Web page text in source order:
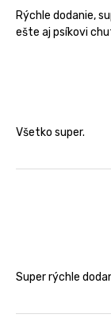
Rýchle dodanie,
ešte aj psíkovi
Všetko super.
Super rýchle